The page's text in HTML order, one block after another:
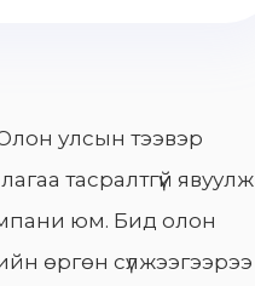
улсын тээвэр
тасралтгүй явуулж
юм. Бид олон
өргөн сүлжээгээрээ